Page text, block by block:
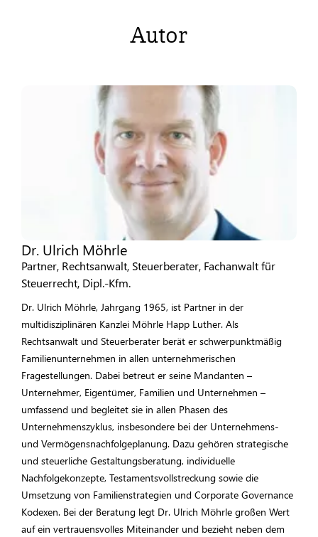
Autor
Dr. Ulrich Möhrle
Partner, Rechtsanwalt, Steuerberater, Fachanwalt für
Steuerrecht, Dipl.-Kfm.
Dr. Ulrich Möhrle, Jahrgang 1965, ist Partner in der
multidisziplinären Kanzlei Möhrle Happ Luther. Als
Rechtsanwalt und Steuerberater berät er schwerpunktmäßig
Familienunternehmen in allen unternehmerischen
Fragestellungen. Dabei betreut er seine Mandanten –
Unternehmer, Eigentümer, Familien und Unternehmen –
umfassend und begleitet sie in allen Phasen des
Unternehmenszyklus, insbesondere bei der Unternehmens-
und Vermögensnachfolgeplanung. Dazu gehören strategische
und steuerliche Gestaltungsberatung, individuelle
Nachfolgekonzepte, Testamentsvollstreckung sowie die
Umsetzung von Familienstrategien und Corporate Governance
Kodexen. Bei der Beratung legt Dr. Ulrich Möhrle großen Wert
auf ein vertrauensvolles Miteinander und bezieht neben dem